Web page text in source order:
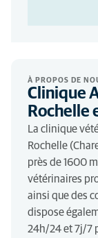
À PROPOS DE
Clinique
Rochelle
La clinique
Rochelle
près de 1600
vétérinaires
ainsi que des
dispose
24h/24 et 7j/7